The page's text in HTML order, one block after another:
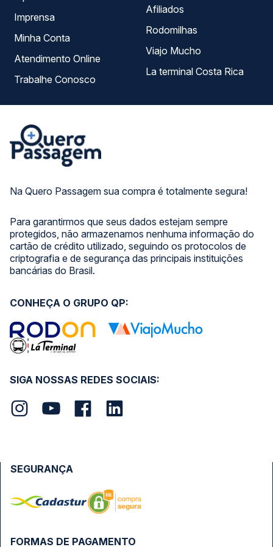
Na Quero Passagem sua compra é totalmente segura!
Para garantirmos que seus dados estejam sempre
protegidos, não armazenamos nenhuma informação do
cartão de crédito utilizado, seguindo os protocolos de
criptografia e de segurança das principais instituições
bancárias do Brasil.
Imprensa
Minha Conta
Atendimento Online
Trabalhe Conosco
Afiliados
Rodomilhas
Viajo Mucho
La terminal Costa Rica
SIGA NOSSAS REDES SOCIAIS:
CONHEÇA O GRUPO QP:
FORMAS DE PAGAMENTO
SEGURANÇA